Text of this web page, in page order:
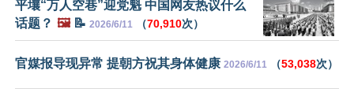
平壤“万人空巷”迎党魁 中国网友热议什么
话题？ 🖼️📝 2026/6/11 （70,910次）
官媒报导现异常 提朝方祝其身体健康 2026/6/11 （53,038次）